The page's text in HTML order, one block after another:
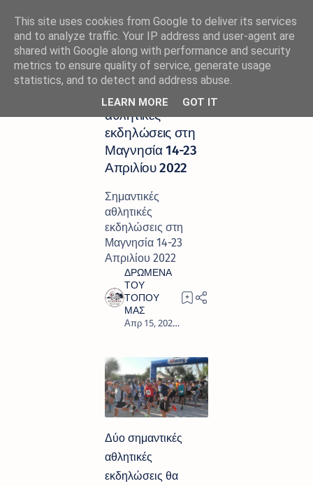
Αρχική σελίδα ΑΘΛΗΤΙΣΜΟΣ
Σημαντικές
αθλητικές
εκδηλώσεις στη
Μαγνησία 14-23
Απριλίου 2022
Σημαντικές
αθλητικές
εκδηλώσεις στη
Μαγνησία 14-23
Απριλίου 2022
Δύο σημαντικές
αθλητικές
εκδηλώσεις θα
This site uses cookies from Google to deliver its services
and to analyze traffic. Your IP address and user-agent are
shared with Google along with performance and security
metrics to ensure quality of service, generate usage
statistics, and to detect and address abuse.
LEARN MORE GOT IT